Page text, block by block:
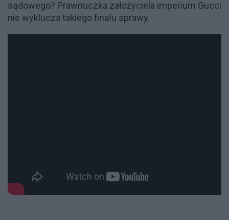
sądowego? Prawnuczka założyciela imperium Gucci
nie wyklucza takiego finału sprawy.